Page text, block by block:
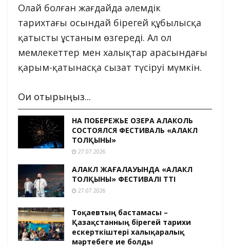
Олай болған жағдайда әлемдік
тарихтағы осындай бірегей құбылысқа
қатысты ұстаным өзгереді. Ал ол
мемлекеттер мен халықтар арасындағы
қарым-қатынасқа сызат түсіруі мүмкін.
Оқи отырыңыз...
НА ПОБЕРЕЖЬЕ ОЗЕРА АЛАКОЛЬ
СОСТОЯЛСЯ ФЕСТИВАЛЬ «АЛАКӨЛ
ТОЛҚЫНЫ»
27.07.2026
АЛАКӨЛ ЖАҒАЛАУЫНДА «АЛАКӨЛ
ТОЛҚЫНЫ» ФЕСТИВАЛІ ӨТТІ
27.07.2026
Тоқаевтың бастамасы –
Қазақстанның бірегей тарихи
ескерткіштері халықаралық
мәртебеге ие болды